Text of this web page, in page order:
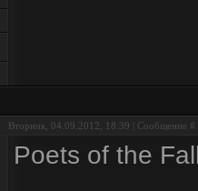
Вторник, 04.09.2012, 18:39 | Сообщение #
Poets of the